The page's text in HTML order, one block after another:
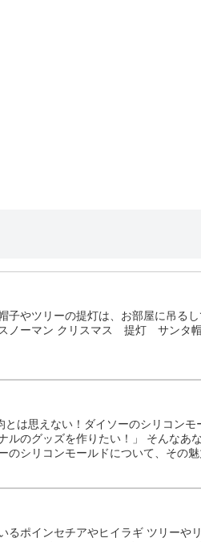
やツリーの提灯は、お部屋に吊る
ノーマン クリスマス 提灯 サンタ
は思えない！ダイソーのシリコンモ
のグッズを作りたい！」 そんなあ
シリコンモールドについて、その魅
るポインセチアやヒイラギ ツリーや